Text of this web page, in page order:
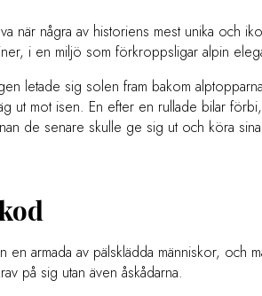
när några av historiens mest unika och
i en miljö som förkroppsligar alpin
letade sig solen fram bakom
ut mot isen. En efter en rullade bilar
de senare skulle ge sig ut och köra
en armada av pälsklädda människor, och
på sig utan även åskådarna.